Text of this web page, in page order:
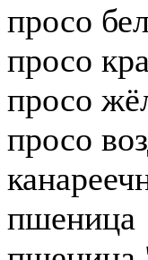
просо
просо
просо
просо
пшеница